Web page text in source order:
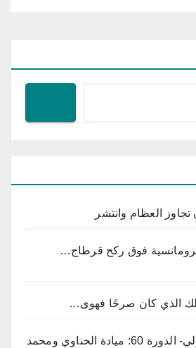
العظام وانتشر
فوق ركح قرطاج…
الذي كان صرحًا فهوى…
مهرجان قرطاج الدولي- الدورة 60: ميادة الحناوي ومحمد